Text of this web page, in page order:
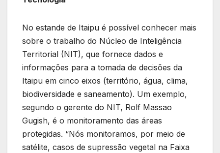
No estande de Itaipu é possível conhecer mais
sobre o trabalho do Núcleo de Inteligência
Territorial (NIT), que fornece dados e
informações para a tomada de decisões da
Itaipu em cinco eixos (território, água, clima,
biodiversidade e saneamento). Um exemplo,
segundo o gerente do NIT, Rolf Massao
Gugish, é o monitoramento das áreas
protegidas. “Nós monitoramos, por meio de
satélite, casos de supressão vegetal na Faixa